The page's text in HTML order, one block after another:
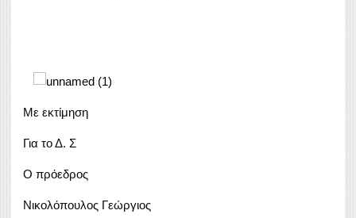
Με εκτίμηση
Για το Δ. Σ
Ο πρόεδρος
Νικολόπουλος Γεώργιος